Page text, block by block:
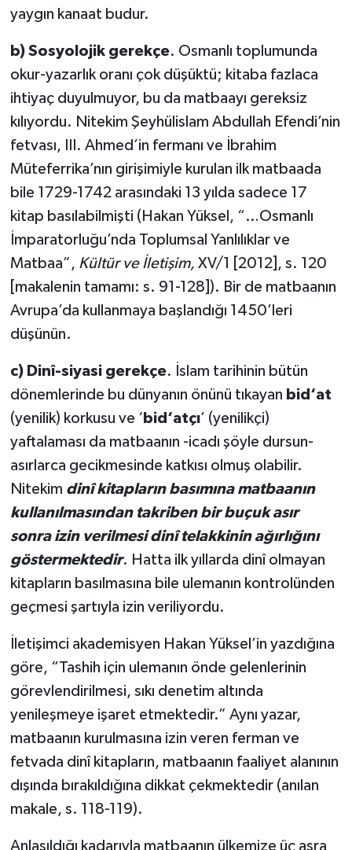
yaygın kanaat budur.
b) Sosyolojik gerekçe. Osmanlı toplumunda
okur-yazarlık oranı çok düşüktü; kitaba fazlaca
ihtiyaç duyulmuyor, bu da matbaayı gereksiz
kılıyordu. Nitekim Şeyhülislam Abdullah Efendi’nin
fetvası, III. Ahmed’in fermanı ve İbrahim
Müteferrika’nın girişimiyle kurulan ilk matbaada
bile 1729-1742 arasındaki 13 yılda sadece 17
kitap basılabilmişti (Hakan Yüksel, “…Osmanlı
İmparatorluğu’nda Toplumsal Yanlılıklar ve
Matbaa”, Kültür ve İletişim, XV/1 [2012], s. 120
[makalenin tamamı: s. 91-128]). Bir de matbaanın
Avrupa’da kullanmaya başlandığı 1450’leri
düşünün.
c) Dinî-siyasi gerekçe. İslam tarihinin bütün
dönemlerinde bu dünyanın önünü tıkayan bid‘at
(yenilik) korkusu ve ‘ bid‘atçı’ (yenilikçi)
yaftalaması da matbaanın -icadı şöyle dursun-
asırlarca gecikmesinde katkısı olmuş olabilir.
Nitekim dinî kitapların basımına matbaanın
kullanılmasından takriben bir buçuk asır
sonra izin verilmesi dinî telakkinin ağırlığını
göstermektedir. Hatta ilk yıllarda dinî olmayan
kitapların basılmasına bile ulemanın kontrolünden
geçmesi şartıyla izin veriliyordu.
İletişimci akademisyen Hakan Yüksel’in yazdığına
göre, “Tashih için ulemanın önde gelenlerinin
görevlendirilmesi, sıkı denetim altında
yenileşmeye işaret etmektedir.” Aynı yazar,
matbaanın kurulmasına izin veren ferman ve
fetvada dinî kitapların, matbaanın faaliyet alanının
dışında bırakıldığına dikkat çekmektedir (anılan
makale, s. 118-119).
Anlaşıldığı kadarıyla matbaanın ülkemize üç asra